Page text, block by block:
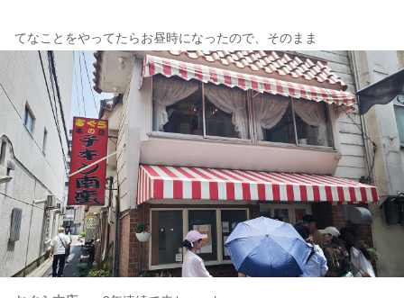
てなことをやってたらお昼時になったので、そのまま